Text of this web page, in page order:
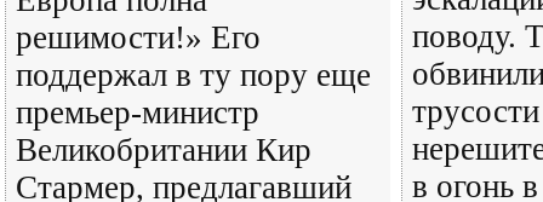
решимости!» Его
поддержал в ту пору еще
премьер-министр
Великобритании Кир
Стармер, предлагавший
поводу.
в огонь